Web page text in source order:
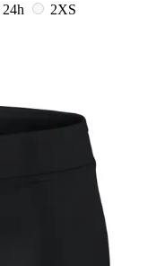
24h
2XS